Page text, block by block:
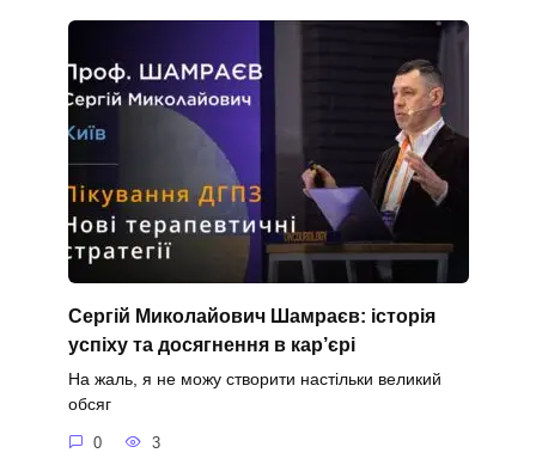
Сергій Миколайович Шамраєв: історія
успіху та досягнення в кар’єрі
На жаль, я не можу створити настільки великий
обсяг
0 3